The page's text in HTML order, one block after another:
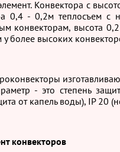
Конвектора с
0,4 - 0,2м теплосъем с
конвекторам, высота
более высоких
- это степень
от капель воды), IP 20
конвекторов